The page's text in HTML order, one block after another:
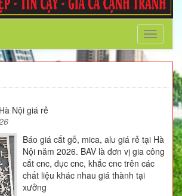
Toggle
Nội giá rẻ
Báo giá cắt gỗ, mica, alu giá rẻ tại Hà
Nội năm 2026. BAV là đơn vị gia công
cắt cnc, đục cnc, khắc cnc trên các
chất liệu khác nhau giá thành tại
xưởng